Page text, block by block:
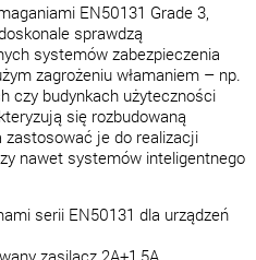
EN50131 Grade 3,
sprawdzą
systemów zabezpieczenia
zagrożeniu włamaniem – np.
czy budynkach użyteczności
się rozbudowaną
zastosować je do realizacji
nawet systemów inteligentnego
serii EN50131 dla urządzeń